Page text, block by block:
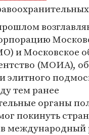
и Московское
(МОИА),
элитного
тем ранее
органы
покинуть
международный